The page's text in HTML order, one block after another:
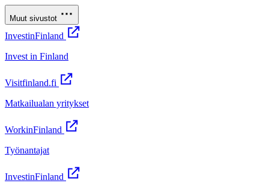
Muut sivustot
InvestinFinland
Invest in Finland
Visitfinland.fi
Matkailualan yritykset
WorkinFinland
Työnantajat
InvestinFinland